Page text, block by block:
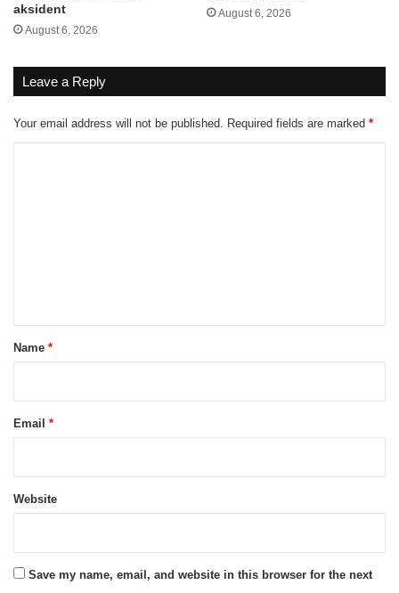
aksident
August 6, 2026
August 6, 2026
Leave a Reply
Your email address will not be published. Required fields are marked *
*
Name *
Email *
Website
Save my name, email, and website in this browser for the next